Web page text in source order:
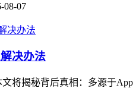
08-07
决办法
将揭秘背后真相：多源于